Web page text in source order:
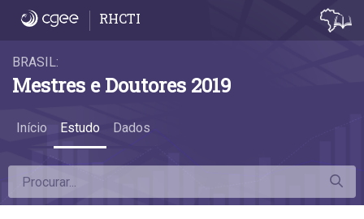
1.1 Crescimento do número de títulos -
RHCTI
BRASIL:
Mestres e Doutores 2019
Início Estudo Dados